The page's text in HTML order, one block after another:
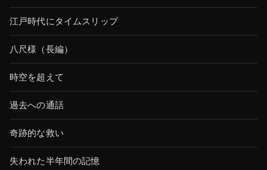
江戸時代にタイムスリップ
八尺様（長編）
時空を超えて
過去への通話
奇跡的な救い
失われた半年間の記憶